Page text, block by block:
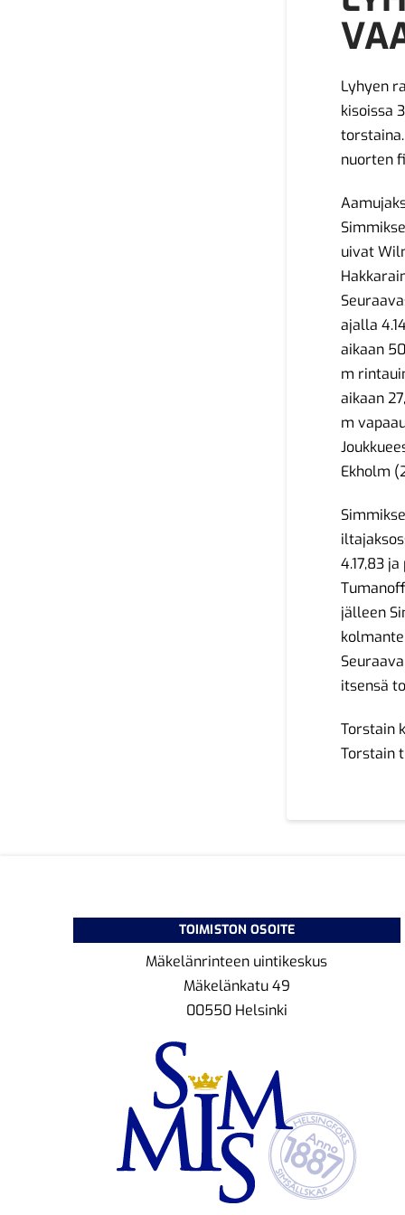
Lyhyen
kisoissa
nuorten
uivat
ajalla
aikaan
m
aikaan
m
Ekholm
4.17,83
jälleen
itsensä
Torstain
Torstain
TOIMISTON OSOITE
Mäkelänrinteen uintikeskus
Mäkelänkatu 49
00550 Helsinki